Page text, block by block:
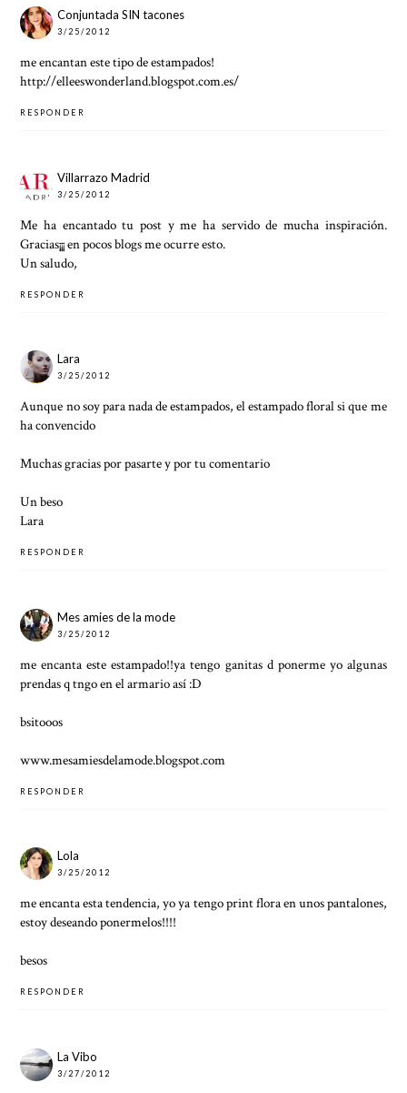
Conjuntada SIN tacones
3/25/2012
me encantan este tipo de estampados!
http://elleeswonderland.blogspot.com.es/
RESPONDER
Villarrazo Madrid
3/25/2012
Me ha encantado tu post y me ha servido de mucha inspiración.
Gracias¡¡¡ en pocos blogs me ocurre esto.
Un saludo,
RESPONDER
Lara
3/25/2012
Aunque no soy para nada de estampados, el estampado floral si que me
ha convencido
Muchas gracias por pasarte y por tu comentario
Un beso
Lara
RESPONDER
Mes amies de la mode
3/25/2012
me encanta este estampado!!ya tengo ganitas d ponerme yo algunas
prendas q tngo en el armario así :D
bsitooos
www.mesamiesdelamode.blogspot.com
RESPONDER
Lola
3/25/2012
me encanta esta tendencia, yo ya tengo print flora en unos pantalones,
estoy deseando ponermelos!!!!
besos
RESPONDER
La Vibo
3/27/2012